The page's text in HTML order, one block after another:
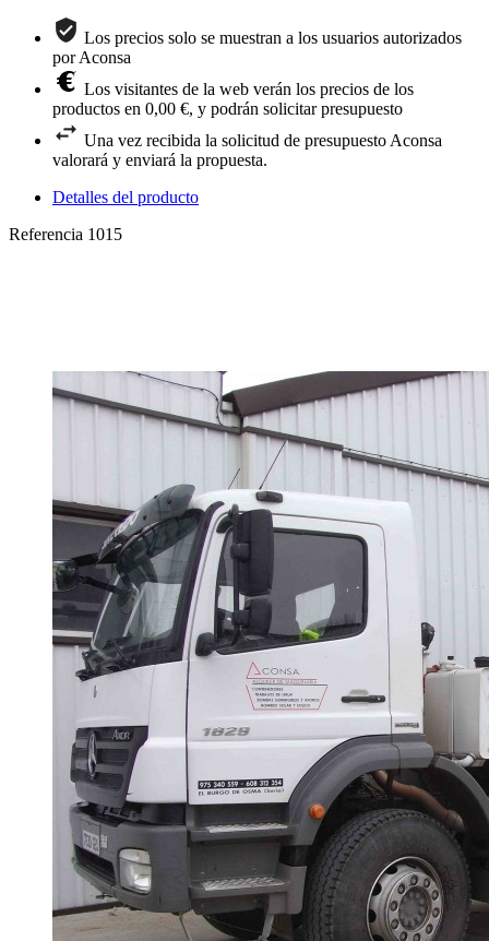
Los precios solo se muestran a los usuarios autorizados
por Aconsa
Los visitantes de la web verán los precios de los
productos en 0,00 €, y podrán solicitar presupuesto
Una vez recibida la solicitud de presupuesto Aconsa
valorará y enviará la propuesta.
Detalles del producto
Referencia 1015